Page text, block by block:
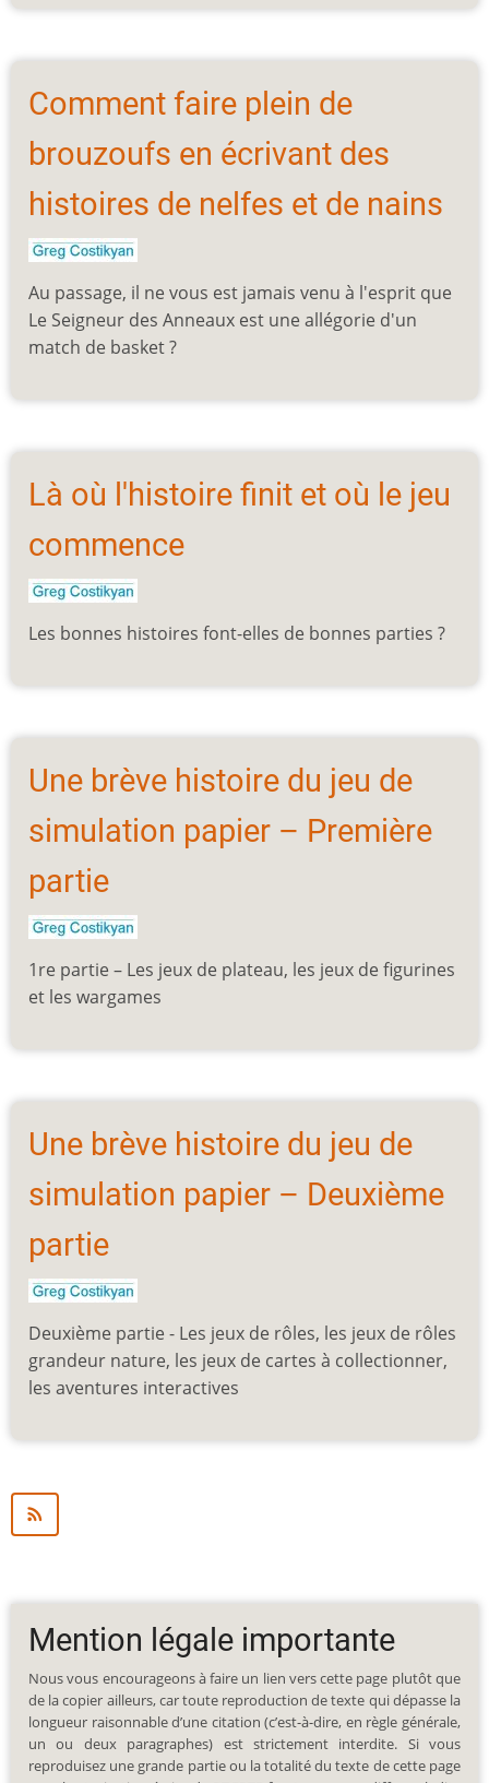
Comment faire plein de
brouzoufs en écrivant des
histoires de nelfes et de nains
Au passage, il ne vous est jamais venu à l'esprit que
Le Seigneur des Anneaux est une allégorie d'un
match de basket ?
Là où l'histoire finit et où le jeu
commence
Les bonnes histoires font-elles de bonnes parties ?
Une brève histoire du jeu de
simulation papier – Première
partie
1re partie – Les jeux de plateau, les jeux de figurines
et les wargames
Une brève histoire du jeu de
simulation papier – Deuxième
partie
Deuxième partie - Les jeux de rôles, les jeux de rôles
grandeur nature, les jeux de cartes à collectionner,
les aventures interactives
Mention légale importante
Nous vous encourageons à faire un lien vers cette page plutôt que
de la copier ailleurs, car toute reproduction de texte qui dépasse la
longueur raisonnable d’une citation (c’est-à-dire, en règle générale,
un ou deux paragraphes) est strictement interdite. Si vous
reproduisez une grande partie ou la totalité du texte de cette page